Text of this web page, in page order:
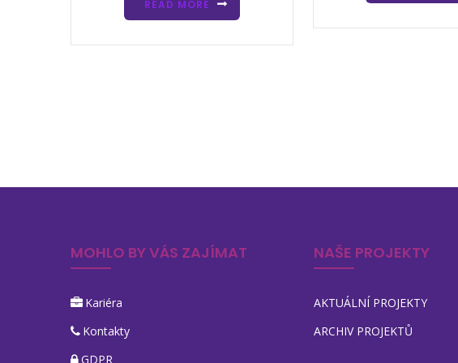
READ MORE
MOHLO BY VÁS ZAJÍMAT
Kariéra
Kontakty
GDPR
NAŠE PROJEKTY
AKTUÁLNÍ PROJEKTY
ARCHIV PROJEKTŮ